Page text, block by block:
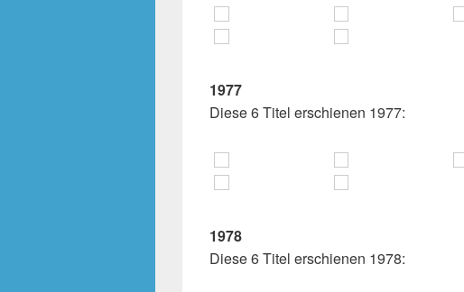
1977
Diese 6 Titel erschienen 1977:
1978
Diese 6 Titel erschienen 1978: